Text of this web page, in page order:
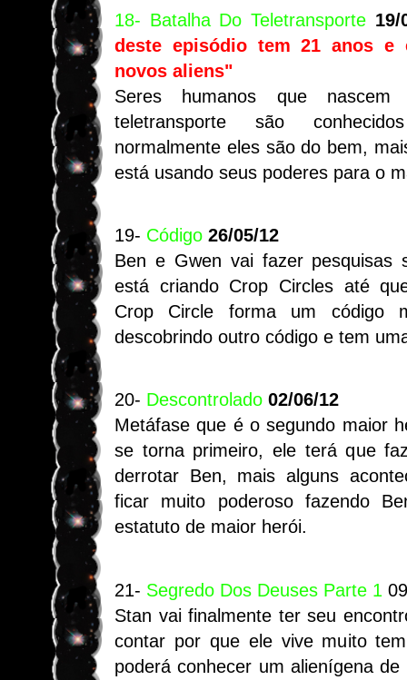
18- Batalha Do Teletransporte 19/
deste episódio tem 21 anos e
novos aliens"
Seres humanos que
teletransporte são
normalmente eles são do bem,
está usando seus poderes para o
19- Código 26/05/12
Ben e Gwen vai fazer pesquisas
está criando Crop Circles até
Crop Circle forma um código
descobrindo outro código e tem
20- Descontrolado 02/06/12
Metáfase que é o segundo maior
se torna primeiro, ele terá que
derrotar Ben, mais alguns
ficar muito poderoso fazendo
estatuto de maior herói.
21- Segredo Dos Deuses Parte 1
Stan vai finalmente ter seu
contar por que ele vive muito
poderá conhecer um alienígena